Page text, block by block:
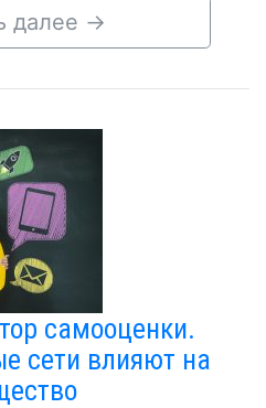
далее →
самооценки.
сети влияют на